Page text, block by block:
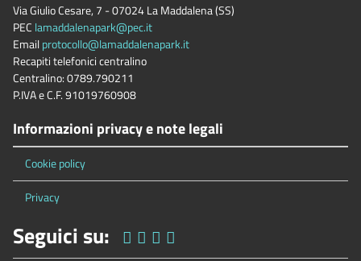
Via Giulio Cesare, 7 - 07024 La Maddalena (SS)
PEC lamaddalenapark@pec.it
Emailprotocollo@lamaddalenapark.it
Recapiti telefonici centralino
Centralino: 0789.790211
P.IVA e C.F. 91019760908
Informazioni privacy e note legali
Cookie policy
Privacy
Seguici su: